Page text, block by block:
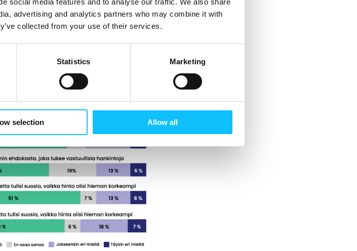
advertising and analytics partners who may combine it with
collected from your use of their services.
Statistics Marketing
selection Allow all